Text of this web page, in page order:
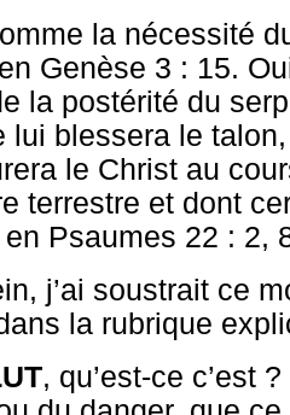
la nécessité
Genèse 3 : 15.
la postérité du
lui blessera le
le Christ au
terrestre et dont
Psaumes 22 : 2,
j’ai soustrait ce
la rubrique
, qu’est-ce c’est